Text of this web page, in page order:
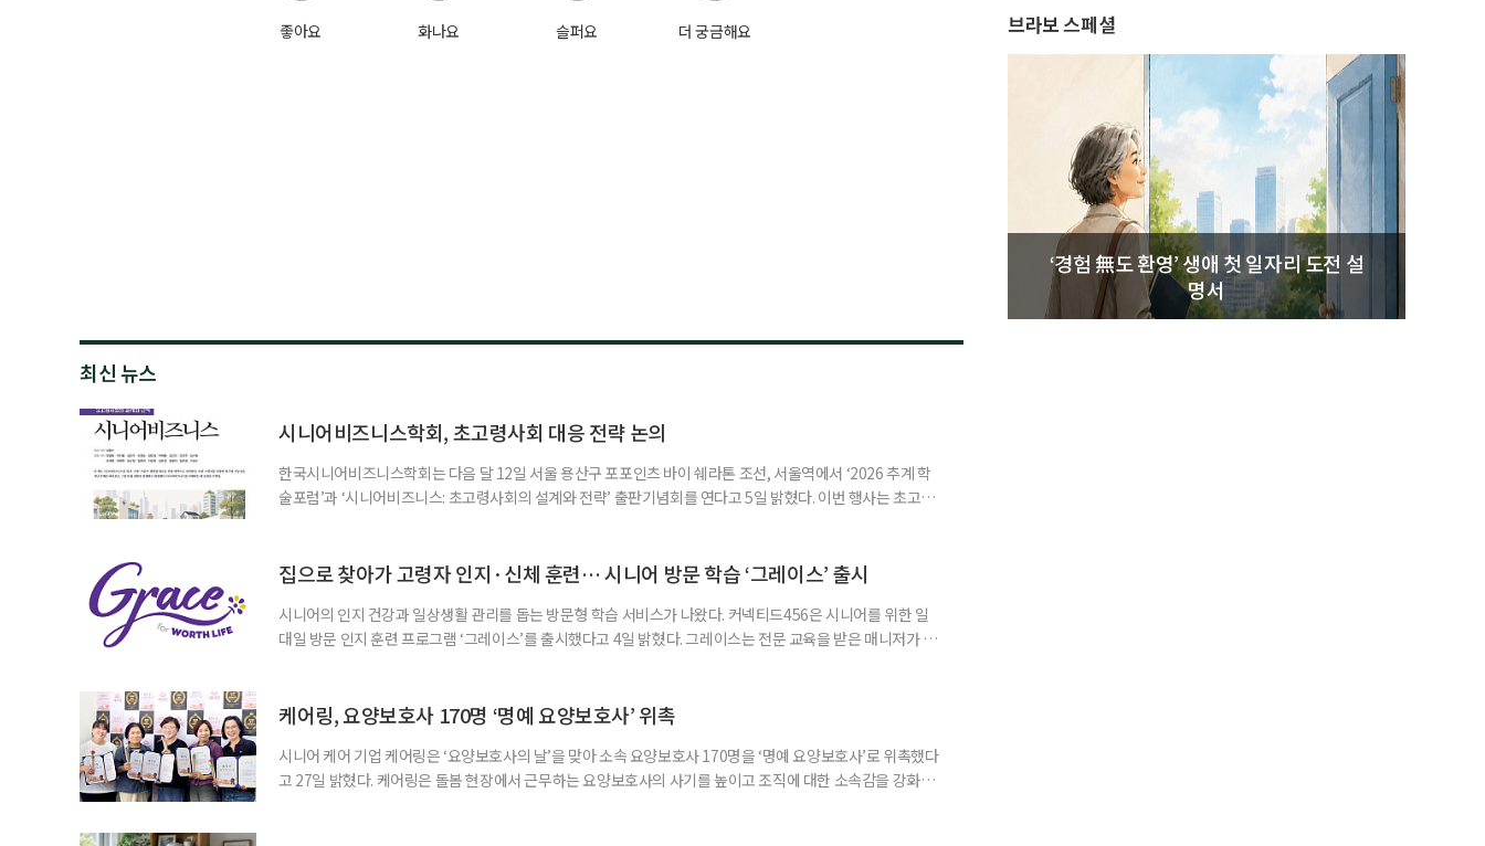
좋아요 화나요 슬퍼요 더 궁금해요
최신 뉴스
시니어비즈니스학회, 초고령사회 대응 전략 논의
한국시니어비즈니스학회는 다음 달 12일 서울 용산구 포포인츠 바이 쉐라톤 조선, 서울역에서 ‘2026 추계 학
술포럼’과 ‘시니어비즈니스: 초고령사회의 설계와 전략’ 출판기념회를 연다고 5일 밝혔다. 이번 행사는 초고령
계하다’를 주제로 기조강연을 한다. 이어 공동저자들이 돌봄과 금융, 헬스케어, 여가, 식품, 디지털 기술 등
집으로 찾아가 고령자 인지·신체 훈련… 시니어 방문 학습 ‘그레이스’ 출시
시니어의 인지 건강과 일상생활 관리를 돕는 방문형 학습 서비스가 나왔다. 커넥티드456은 시니어를 위한 일
대일 방문 인지 훈련 프로그램 ‘그레이스’를 출시했다고 4일 밝혔다. 그레이스는 전문 교육을 받은 매니저가 주
사용하는 자체 개발 워크북이 활용된다. 문제는 기억력과 주의집중력, 언어능력, 시공간 능력, 계산 능
케어링, 요양보호사 170명 ‘명예 요양보호사’ 위촉
시니어 케어 기업 케어링은 ‘요양보호사의 날’을 맞아 소속 요양보호사 170명을 ‘명예 요양보호사’로 위촉했다
고 27일 밝혔다. 케어링은 돌봄 현장에서 근무하는 요양보호사의 사기를 높이고 조직에 대한 소속감을 강화하
브라보 스페셜
‘경험 無도 환영’ 생애 첫 일자리 도전 설
명서